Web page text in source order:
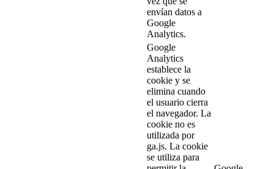
envían datos a
Google
Analytics.
Google
Analytics
establece la
cookie y se
elimina cuando
el usuario cierra
el navegador. La
cookie no es
utilizada por
ga.js. La cookie
se utiliza para